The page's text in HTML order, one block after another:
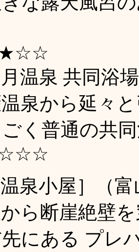
月温泉 共同浴
泉から延々
く普通の共
温泉小屋］（
ら断崖絶壁
にある プレ